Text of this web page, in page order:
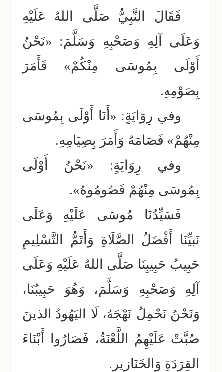
فَقَالَ النَّبِيُّ صَلَّى اللهُ عَلَيْهِ
وَعَلَى آلِهِ وَصَحْبِهِ وَسَلَّمَ: «نَحْنُ
أَوْلَى بِمُوسَى مِنْكُمْ» فَأَمَرَ
بِصَوْمِهِ.
وفي رِوَايَةٍ: «أَنَا أَوْلَى بِمُوسَى
مِنْهُمْ» فَصَامَهُ وَأَمَرَ بِصِيَامِهِ.
وفي رِوَايَةٍ: «نَحْنُ أَوْلَى
بِمُوسَى مِنْهُمْ فَصُومُوهُ».
فَسَيِّدُنَا مُوسَى عَلَيْهِ وَعَلَى
نَبيِّنَا أَفْضَلُ الصَّلَاةِ وَأَتَمُّ التَّسْلِيمِ
حَبِيبُ حَبِيبِنَا صَلَّى اللهُ عَلَيْهِ وَعَلَى
آلِهِ وَصَحْبِهِ وَسَلَّمَ، وَهُوَ حَبِيبُنَا،
وَنَحْنُ نَحْمِلُ نَهْجَهُ، لَا اليَهُودُ الذينَ
صُبَّتْ عَلَيْهِمُ اللَّعْنَةُ، فَصَارُوا أَبْنَاءَ
القِرَدَةِ وَالخَنَازِيرِ.